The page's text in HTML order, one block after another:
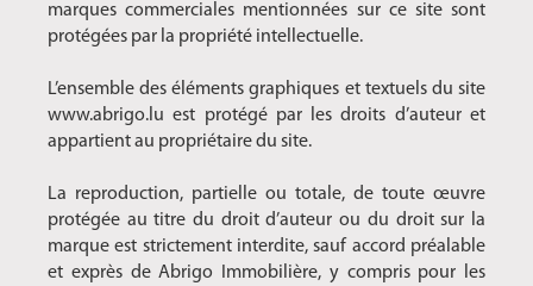
marques commerciales mentionnées sur ce site sont
protégées par la propriété intellectuelle.
L’ensemble des éléments graphiques et textuels du site
www.abrigo.lu est protégé par les droits d’auteur et
appartient au propriétaire du site.
La reproduction, partielle ou totale, de toute œuvre
protégée au titre du droit d’auteur ou du droit sur la
marque est strictement interdite, sauf accord préalable
et exprès de Abrigo Immobilière, y compris pour les